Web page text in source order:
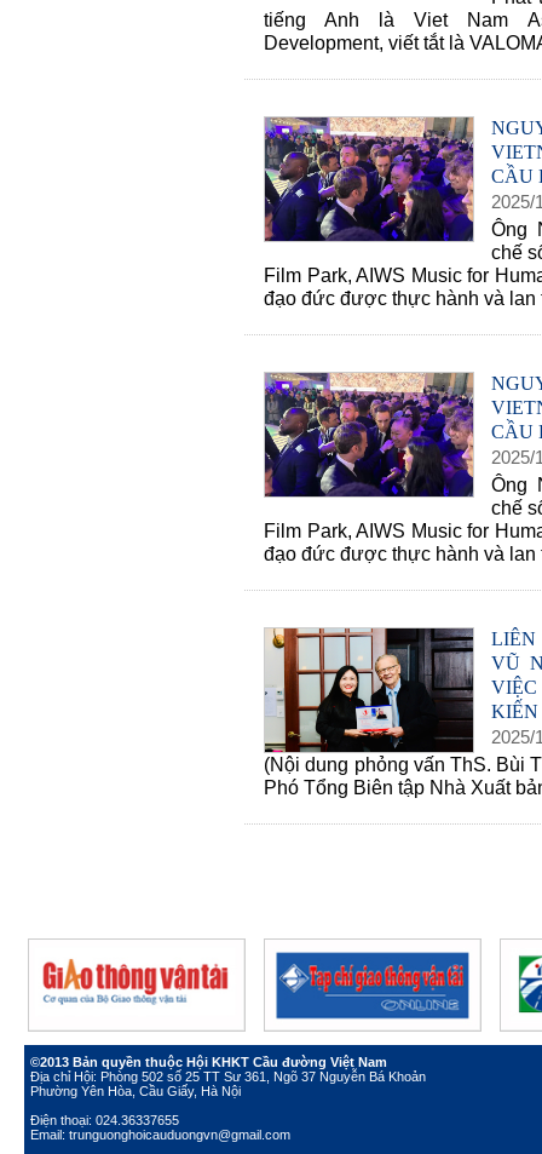
tiếng Anh là Viet Nam
Development, viết tắt là
CẦU
2025/
Ông
chế
Film Park, AIWS Music for
đạo đức được thực hành và lan
CẦU
2025/
Ông
chế
Film Park, AIWS Music for
đạo đức được thực hành và lan
VŨ
KIẾN
2025/
(Nội dung phỏng vấn ThS. Bùi
Phó Tổng Biên tập Nhà Xuất
©2013 Bản quyền thuộc Hội KHKT Cầu đường Việt Nam
Địa chỉ Hội: Phòng 502 số 25 TT Sư 361, Ngõ 37 Nguyễn Bá Khoản
Phường Yên Hòa, Cầu Giấy, Hà Nội
Điện thoại: 024.36337655
Email: trunguonghoicauduongvn@gmail.com